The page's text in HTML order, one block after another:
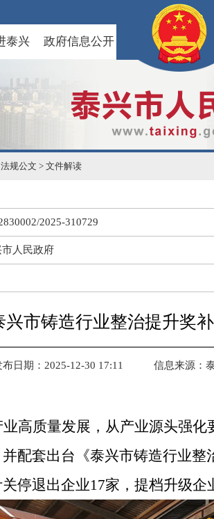
泰兴 政府信息公开
法规公文 > 文件解读
2025-310729
市人民政府
兴市铸造行业整治提升奖
布日期：2025-12-30 17:11 信息来源：
高质量发展，从产业源头强化
配套出台《泰兴市铸造行业
停退出企业17家，提档升级企